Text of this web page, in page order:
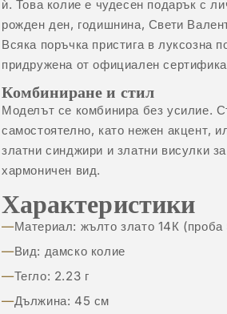
ѝ. Това колие е чудесен подарък с
рожден ден, годишнина, Свети
Всяка поръчка пристига в луксозна
придружена от официален
Комбиниране и стил
Моделът се комбинира без усилие.
самостоятелно, като нежен акцент,
златни синджири и златни висулки
хармоничен вид.
Характеристики
Материал: жълто злато 14К (проба
Вид: дамско колие
Тегло: 2.23 г
Дължина: 45 см